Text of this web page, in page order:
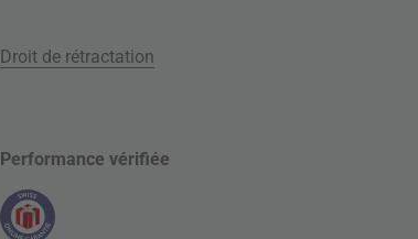
Droit de rétractation
Performance vérifiée